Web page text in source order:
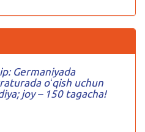
Germaniyada
oʻqish uchun
joy – 150 tagacha!